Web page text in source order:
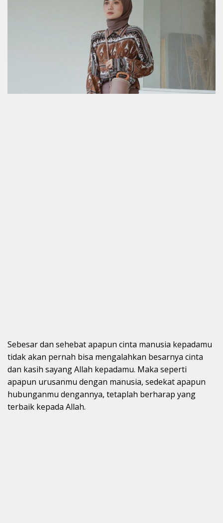
Sebesar dan sehebat apapun cinta manusia kepadamu
tidak akan pernah bisa mengalahkan besarnya cinta
dan kasih sayang Allah kepadamu. Maka seperti
apapun urusanmu dengan manusia, sedekat apapun
hubunganmu dengannya, tetaplah berharap yang
terbaik kepada Allah.